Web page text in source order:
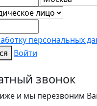
персональных
Войти
звонок
и мы перезвоним